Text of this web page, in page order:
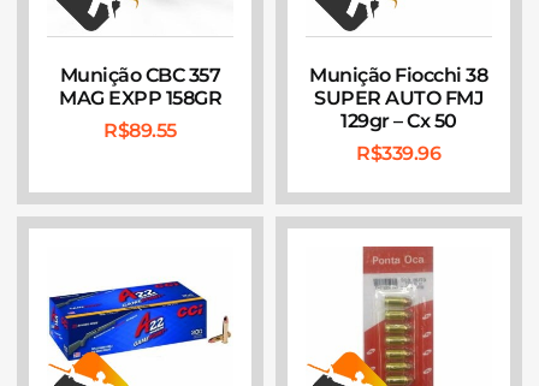
Munição CBC 357
MAG EXPP 158GR
R$89.55
Munição Fiocchi 38
SUPER AUTO FMJ
129gr – Cx 50
R$339.96